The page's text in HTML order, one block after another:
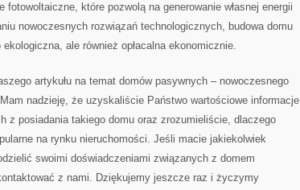
fotowoltaiczne,⁤ które pozwolą ⁢na generowanie własnej energii
nowoczesnych rozwiązań technologicznych, budowa domu
ale również opłacalna ekonomicznie.
artykułu na ​temat domów pasywnych – nowoczesnego
nadzieję, ‌że‌ uzyskaliście Państwo ⁣wartościowe ‌informacje
z posiadania takiego domu oraz zrozumieliście, dlaczego
​na rynku nieruchomości. Jeśli‍ macie jakiekolwiek
swoimi doświadczeniami⁢ związanych ​z domem⁤
z nami. ⁢Dziękujemy jeszcze raz i życzymy⁤